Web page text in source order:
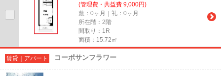
(管理費・共益費 9,000円)
敷：0ヶ月｜礼：0ヶ月
所在階：2階
間取り：1R
面積：15.72㎡
賃貸｜アパート コーポサンフラワー